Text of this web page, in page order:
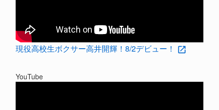
現役高校生ボクサー高井開輝！8/2デビュー！
YouTube